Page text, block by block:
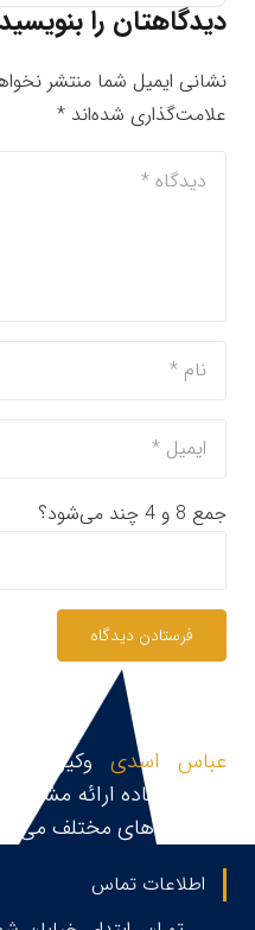
دیدگاهتان را بنویسید
نشانی ایمیل شما منتشر
علامت‌گذاری شده‌اند *
جمع 8 و 4 چند می‌شود؟
فرستادن دیدگاه
عباس اسدی وکیل
حقوقی،آماده ارائه
در زمینه های مختلف می
اطلاعات تماس